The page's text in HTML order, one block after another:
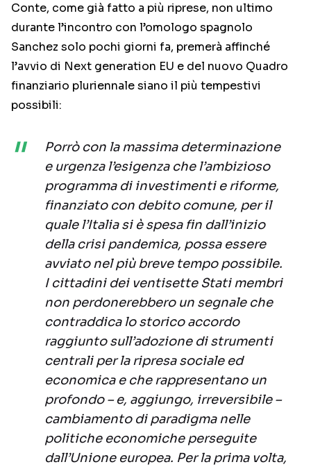
Conte, come già fatto a più riprese, non ultimo
durante l’incontro con l’omologo spagnolo
Sanchez solo pochi giorni fa, premerà affinché
l’avvio di Next generation EU e del nuovo Quadro
finanziario pluriennale siano il più tempestivi
possibili:
Porrò con la massima determinazione
e urgenza l’esigenza che l’ambizioso
programma di investimenti e riforme,
finanziato con debito comune, per il
quale l’Italia si è spesa fin dall’inizio
della crisi pandemica, possa essere
avviato nel più breve tempo possibile.
I cittadini dei ventisette Stati membri
non perdonerebbero un segnale che
contraddica lo storico accordo
raggiunto sull’adozione di strumenti
centrali per la ripresa sociale ed
economica e che rappresentano un
profondo – e, aggiungo, irreversibile –
cambiamento di paradigma nelle
politiche economiche perseguite
dall’Unione europea. Per la prima volta,